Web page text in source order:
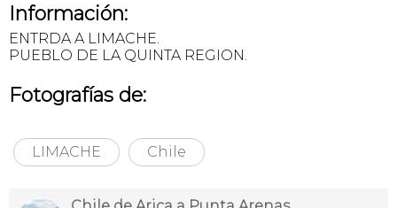
Información:
ENTRDA A LIMACHE.
PUEBLO DE LA QUINTA REGION.
Fotografías de:
LIMACHE Chile